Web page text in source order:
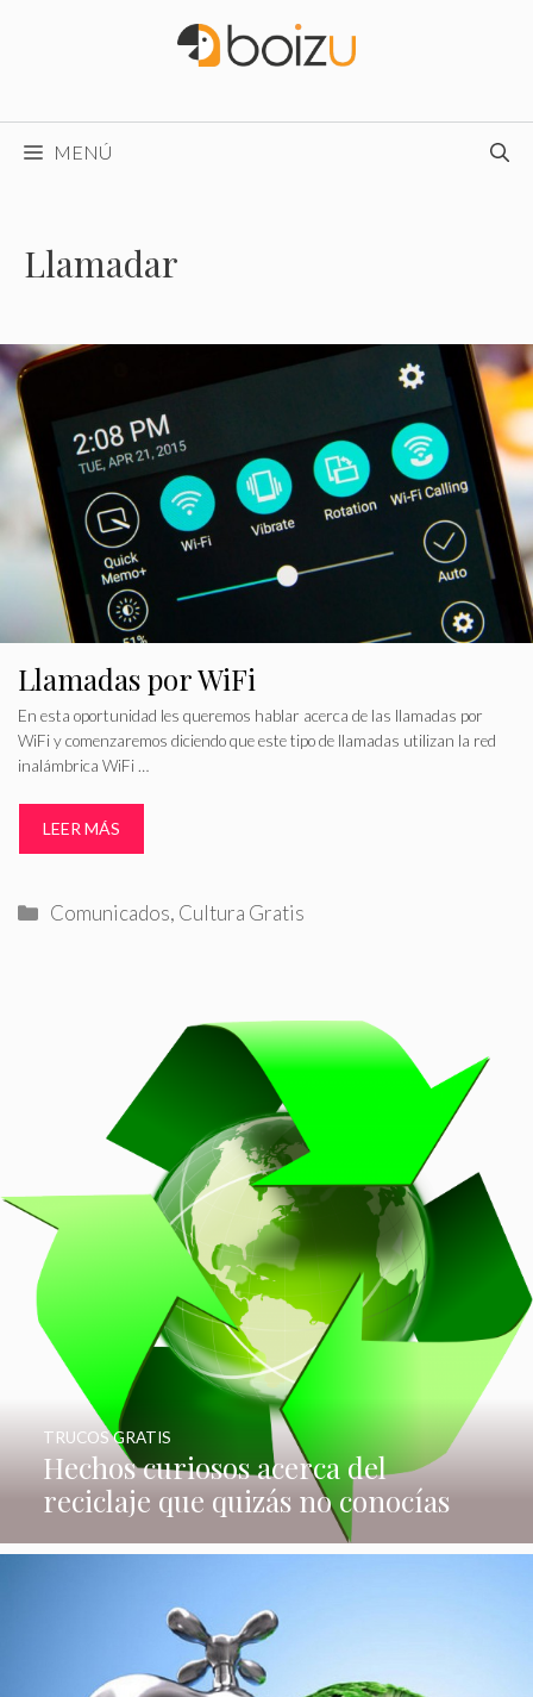
MENÚ
Llamadar
Llamadas por WiFi
En esta oportunidad les queremos hablar acerca de las llamadas por
WiFi y comenzaremos diciendo que este tipo de llamadas utilizan la red
inalámbrica WiFi …
LEER MÁS
Categorías
Comunicados, Cultura Gratis
Hechos curiosos acerca del
reciclaje que quizás no conocías
TRUCOS GRATIS